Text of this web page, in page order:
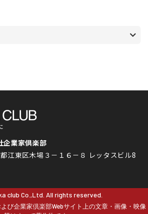
企業家倶楽部
東区木場３－１６－８ レッタスビル8
club Co.,Ltd. All rights reserved.
び企業家倶楽部Webサイト上の文章・画像・映像